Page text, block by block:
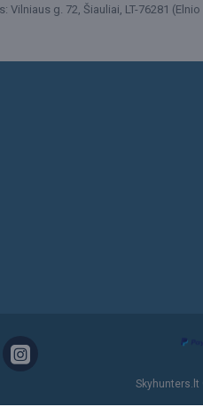
Vilniaus g. 72, Šiauliai, LT-76281 (Elnio
Skyhunters.lt